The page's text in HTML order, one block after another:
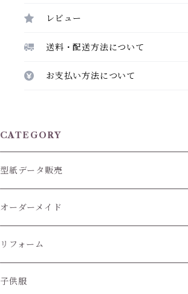
レビュー
送料・配送方法について
お支払い方法について
CATEGORY
型紙データ販売
オーダーメイド
ぬいぐるみ服
子供服
リフォーム
子供服